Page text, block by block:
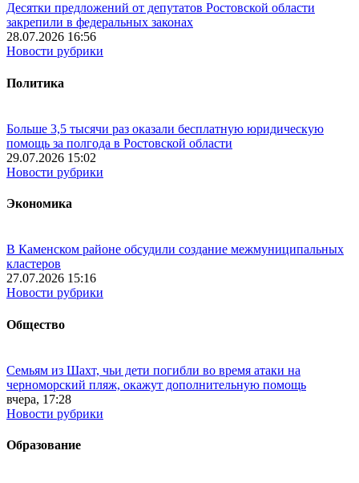
Десятки предложений от депутатов Ростовской области
закрепили в федеральных законах
28.07.2026 16:56
Новости рубрики
Политика
Больше 3,5 тысячи раз оказали бесплатную юридическую
помощь за полгода в Ростовской области
29.07.2026 15:02
Новости рубрики
Экономика
В Каменском районе обсудили создание межмуниципальных
кластеров
27.07.2026 15:16
Новости рубрики
Общество
Семьям из Шахт, чьи дети погибли во время атаки на
черноморский пляж, окажут дополнительную помощь
вчера, 17:28
Новости рубрики
Образование